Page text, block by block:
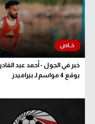
خبر في الجول - أحمد عبد القادر
يوقع 4 مواسم لـ بيراميدز